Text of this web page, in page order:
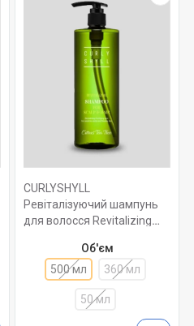
CURLYSHYLL
Ревіталізуючий шампунь
для волосся Revitalizing
Об'єм
500 мл
360 мл
50 мл